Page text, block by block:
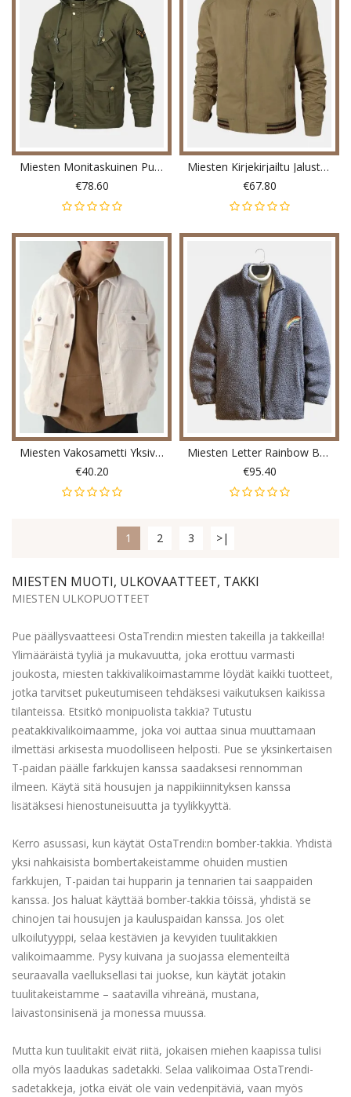
Miesten Monitaskuinen Puuvillapesty Vapaa-Ajan Tavaratakki Irrotettavalla Hupulla
€78.60
Miesten Kirjekirjailtu Jalustakaulus Käännettävä Puuvillainen Vapaa-Ajan Takki
€67.80
Miesten Vakosametti Yksivärinen Kaksitaskuinen Pitkähihainen Takki
€40.20
Miesten Letter Rainbow Brodeerattu Vetoketju Edessä Fleece Lämmin Rento Takki
€95.40
1 2 3 >|
MIESTEN MUOTI, ULKOVAATTEET, TAKKI
MIESTEN ULKOPUOTTEET
Pue päällysvaatteesi OstaTrendi:n miesten takeilla ja takkeilla!
Ylimääräistä tyyliä ja mukavuutta, joka erottuu varmasti
joukosta, miesten takkivalikoimastamme löydät kaikki tuotteet,
jotka tarvitset pukeutumiseen tehdäksesi vaikutuksen kaikissa
tilanteissa. Etsitkö monipuolista takkia? Tutustu
peatakkivalikoimaamme, joka voi auttaa sinua muuttamaan
ilmettäsi arkisesta muodolliseen helposti. Pue se yksinkertaisen
T-paidan päälle farkkujen kanssa saadaksesi rennomman
ilmeen. Käytä sitä housujen ja nappikiinnityksen kanssa
lisätäksesi hienostuneisuutta ja tyylikkyyttä.
Kerro asussasi, kun käytät OstaTrendi:n bomber-takkia. Yhdistä
yksi nahkaisista bombertakeistamme ohuiden mustien
farkkujen, T-paidan tai hupparin ja tennarien tai saappaiden
kanssa. Jos haluat käyttää bomber-takkia töissä, yhdistä se
chinojen tai housujen ja kauluspaidan kanssa. Jos olet
ulkoilutyyppi, selaa kestävien ja kevyiden tuulitakkien
valikoimaamme. Pysy kuivana ja suojassa elementeiltä
seuraavalla vaelluksellasi tai juokse, kun käytät jotakin
tuulitakeistamme – saatavilla vihreänä, mustana,
laivastonsinisenä ja monessa muussa.
Mutta kun tuulitakit eivät riitä, jokaisen miehen kaapissa tulisi
olla myös laadukas sadetakki. Selaa valikoimaa OstaTrendi-
sadetakkeja, jotka eivät ole vain vedenpitäviä, vaan myös